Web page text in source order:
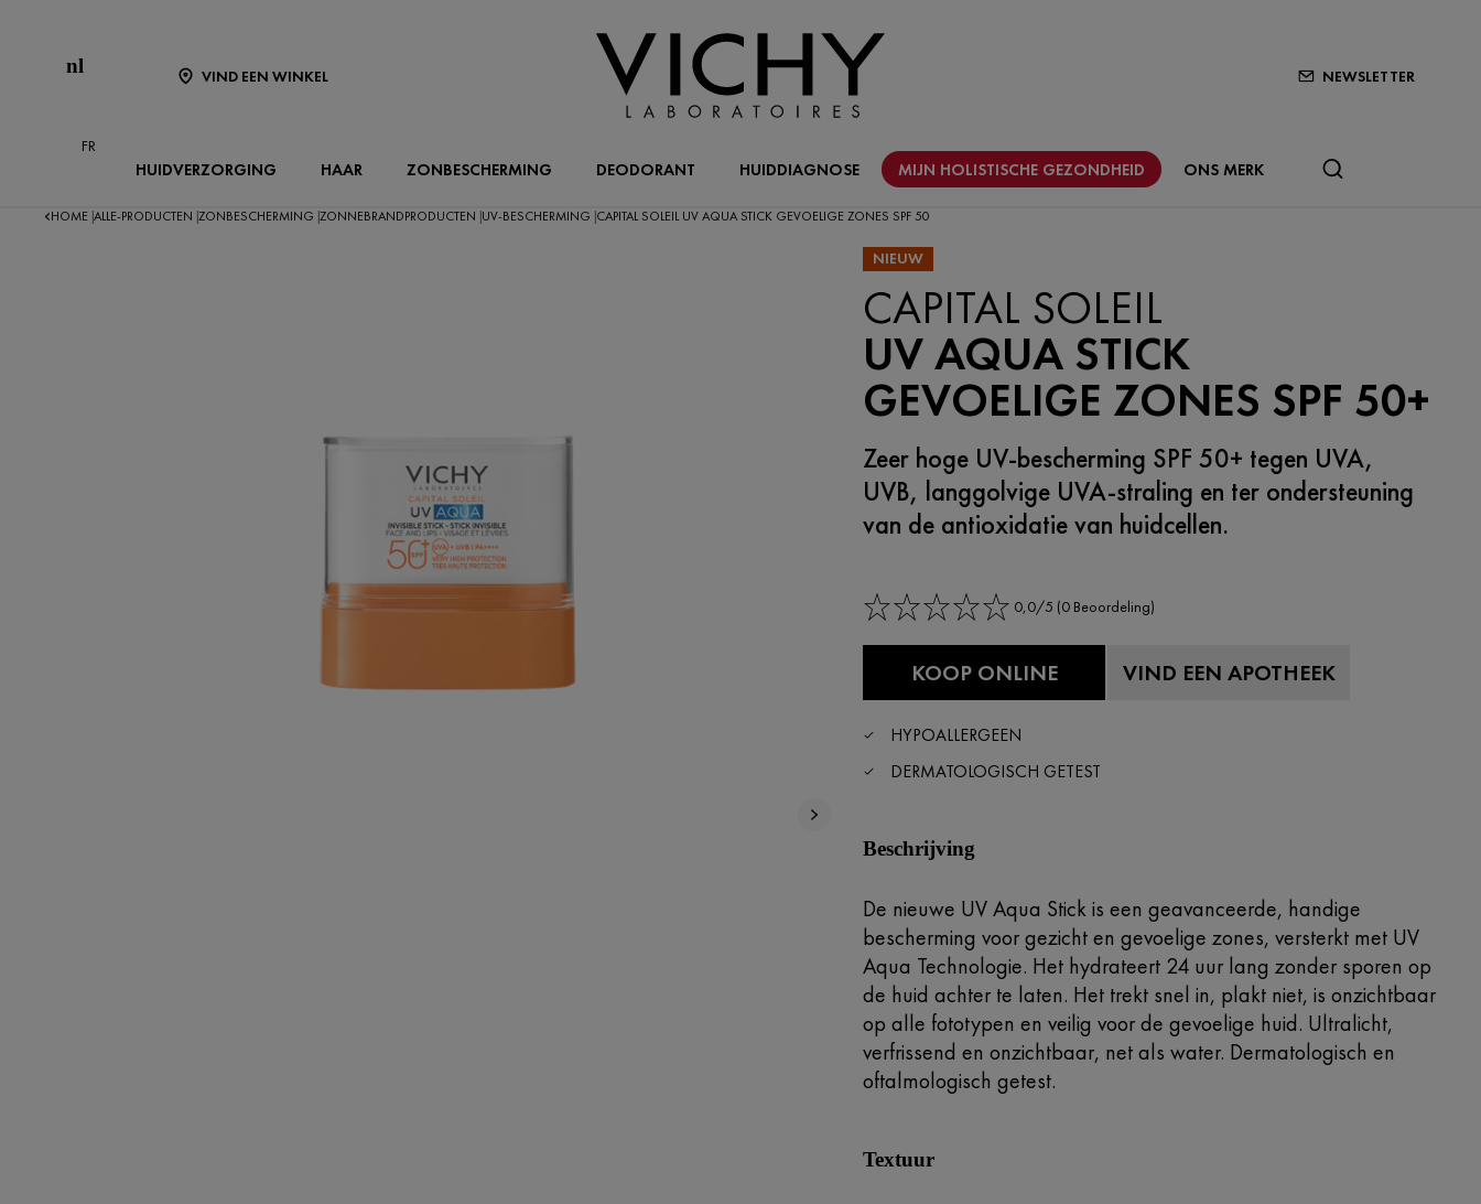
nl
FR
VIND EEN WINKEL NEWSLETTER
HUIDVERZORGING HAAR ZONBESCHERMING DEODORANT HUIDDIAGNOSE MIJN HOLISTISCHE GEZONDHEID ONS MERK
HOME ALLE-PRODUCTEN ZONBESCHERMING ZONNEBRANDPRODUCTEN UV-BESCHERMING CAPITAL SOLEIL UV AQUA STICK GEVOELIGE ZONES SPF 50
NIEUW
CAPITAL SOLEIL
UV AQUA STICK
GEVOELIGE ZONES SPF 50+
Zeer hoge UV-bescherming SPF 50+ tegen UVA,
UVB, langgolvige UVA-straling en ter ondersteuning
van de antioxidatie van huidcellen.
0,0/5 (0 Beoordeling)
KOOP ONLINE VIND EEN APOTHEEK
HYPOALLERGEEN
DERMATOLOGISCH GETEST
Beschrijving
De nieuwe UV Aqua Stick is een geavanceerde, handige
bescherming voor gezicht en gevoelige zones, versterkt met UV
Aqua Technologie. Het hydrateert 24 uur lang zonder sporen op
de huid achter te laten. Het trekt snel in, plakt niet, is onzichtbaar
op alle fototypen en veilig voor de gevoelige huid. Ultralicht,
verfrissend en onzichtbaar, net als water. Dermatologisch en
oftalmologisch getest.
Textuur